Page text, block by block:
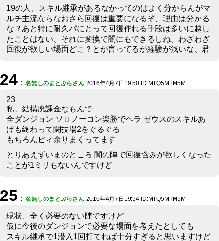
19の人、スキル継承があるなかってのはよく分からんがマ
ルチ主流ならなおさら回復は重要になるぞ、理由は分かる
な？あと特に耐久パにとって回復作れる手段は多いに越し
たことはない、それに変換で闇にもできるしね。わざわざ
回復が欲しい場面どこ？とか言ってるが経験が浅いな、君
24 ： 名無しのまとぷらさん 2016年4月7日19:50 ID:MTQ5MTM5M
23
私、結構廃課金なもんで
全ダンジョン ソロノーコン楽勝でヘラ ゼウスのスキルあ
げも終わって闘技場2をぐるぐる
もちろんピィ余りまくってます
とりあえずいまのところ 闇の陣で回復含みが欲しくなった
ことが1ミリもないんですけど
25 ： 名無しのまとぷらさん 2016年4月7日19:54 ID:MTQ5MTM5M
現状、全く必要のない陣ですけど
仮に今後のダンジョンで必要な場面を考えたとしても
スキル継承で1潜入1回打てれば十分すぎると思いますけど